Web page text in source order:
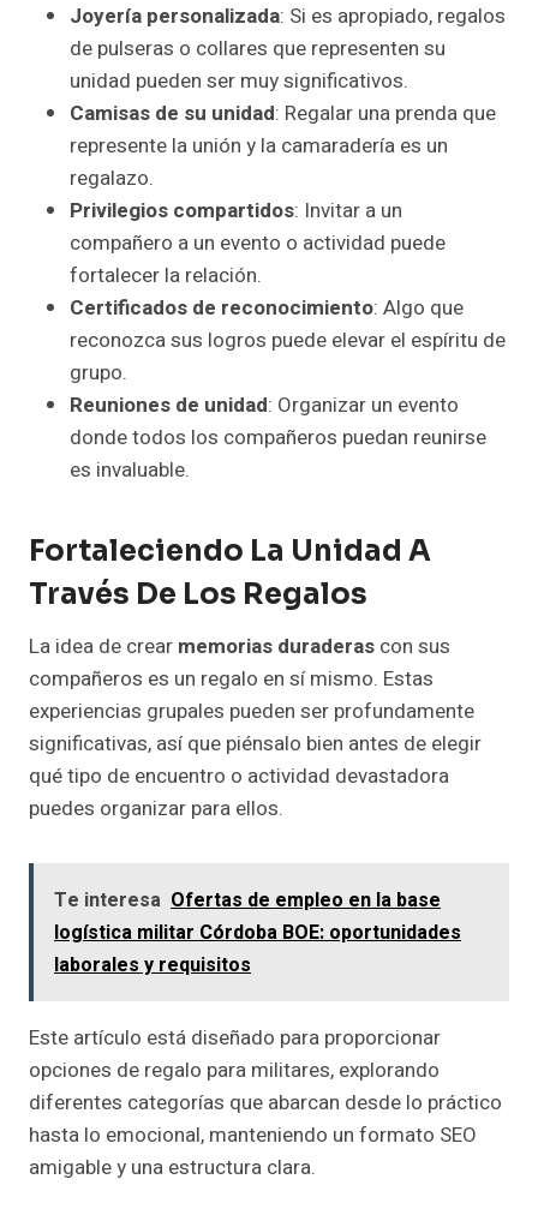
Joyería personalizada: Si es apropiado, regalos
de pulseras o collares que representen su
unidad pueden ser muy significativos.
Camisas de su unidad: Regalar una prenda que
represente la unión y la camaradería es un
regalazo.
Privilegios compartidos: Invitar a un
compañero a un evento o actividad puede
fortalecer la relación.
Certificados de reconocimiento: Algo que
reconozca sus logros puede elevar el espíritu de
grupo.
Reuniones de unidad: Organizar un evento
donde todos los compañeros puedan reunirse
es invaluable.
Fortaleciendo La Unidad A
Través De Los Regalos
La idea de crear memorias duraderas con sus
compañeros es un regalo en sí mismo. Estas
experiencias grupales pueden ser profundamente
significativas, así que piénsalo bien antes de elegir
qué tipo de encuentro o actividad devastadora
puedes organizar para ellos.
Te interesa Ofertas de empleo en la base
logística militar Córdoba BOE: oportunidades
laborales y requisitos
Este artículo está diseñado para proporcionar
opciones de regalo para militares, explorando
diferentes categorías que abarcan desde lo práctico
hasta lo emocional, manteniendo un formato SEO
amigable y una estructura clara.